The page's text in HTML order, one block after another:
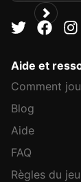
Aide et
Comment
Blog
Aide
FAQ
Règles du jeu